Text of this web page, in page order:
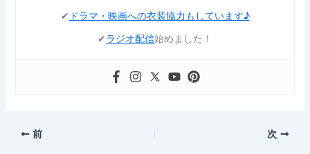
✔︎ ドラマ・映画への衣装協力もしています♪
✔︎ラジオ配信始めました！
前 次